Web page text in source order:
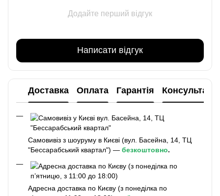
Додайте перший відгук
Написати відгук
Доставка Оплата Гарантія Консультація
Самовивіз з шоуруму в Києві (вул. Басейна, 14, ТЦ
"Бессарабський квартал") — безкоштовно.
Адресна доставка по Києву (з понеділка по